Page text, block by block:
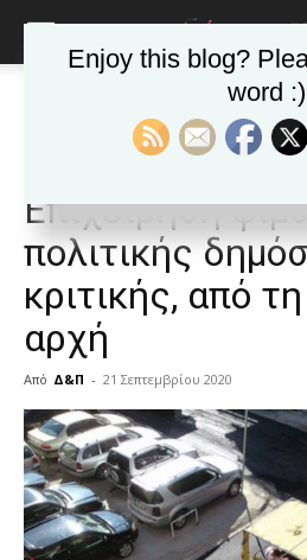
Ανακοινώσεις - Δελτία τύπου
Ανακοινώσεις - Δελτία τύπου Βήμα στο δημότη
Πολίτες του
Επιχείρηση
πολιτικής
κριτικής, από
αρχή
Από Δ&Π - 21 Σεπτεμβρίου 2020
blonde
lesbians
very
hot
cam
show.desi
Enjoy this blog?
word :)